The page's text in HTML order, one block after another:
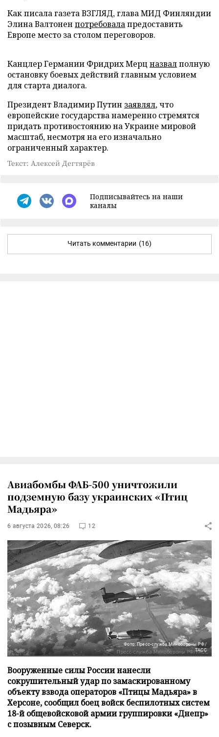
Как писала газета ВЗГЛЯД, глава МИД Финляндии
Элина Валтонен потребовалапредоставить
Европе место за столом переговоров.
Канцлер Германии Фридрих Мерц назвалполную
остановку боевых действий главным условием
для старта диалога.
Президент Владимир Путин заявлял, что
европейские государства намеренно стремятся
придать противостоянию на Украине мировой
масштаб, несмотря на его изначально
ограниченный характер.
Текст: Алексей Дегтярёв
Подписывайтесь на наши
каналы
Читать комментарии (16)
Авиабомбы ФАБ-500 уничтожили
подземную базу украинских «Птиц
Мадьяра»
6 августа 2026, 08:26 12
Фото: Пресс-служба Минобороны РФ/
ТАСС
Вооруженные силы России нанесли
сокрушительный удар по замаскированному
объекту взвода операторов «Птицы Мадьяра» в
Херсоне, сообщил боец войск беспилотных систем
18-й общевойсковой армии группировки «Днепр»
с позывным Северск.